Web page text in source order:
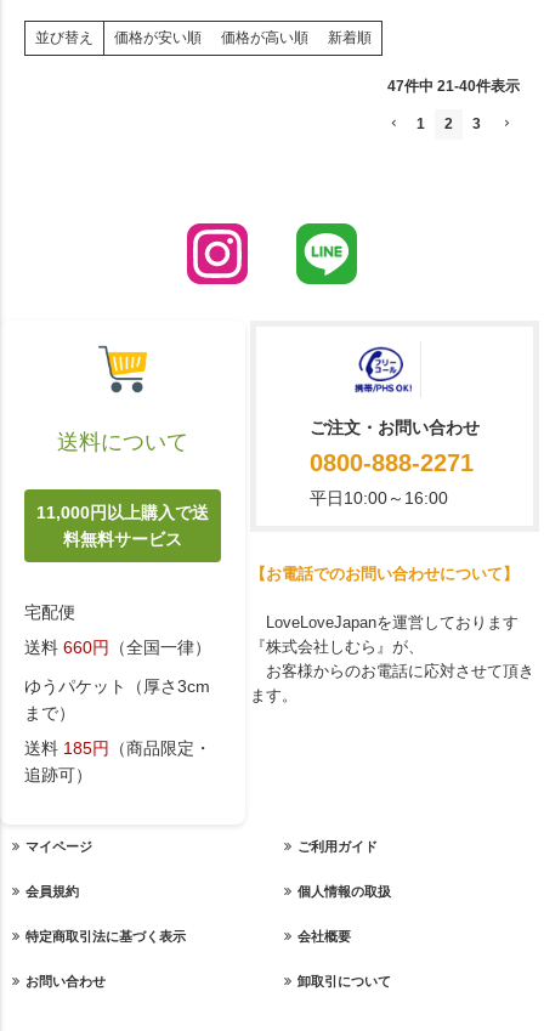
並び替え 価格が安い順 価格が高い順 新着順
47件中 21-40件表示
1 2 3
送料について
11,000円以上購入で送
料無料サービス
宅配便
送料 660円 （全国一律）
ゆうパケット（厚さ3cm
まで）
送料 185円 （商品限定・
追跡可）
ご注文・お問い合わせ
0800-888-2271
平日10:00～16:00
【お電話でのお問い合わせについて】
LoveLoveJapanを運営しております
『株式会社しむら』が、
お客様からのお電話に応対させて頂き
ます。
マイページ ご利用ガイド
会員規約 個人情報の取扱
特定商取引法に基づく表示 会社概要
お問い合わせ 卸取引について